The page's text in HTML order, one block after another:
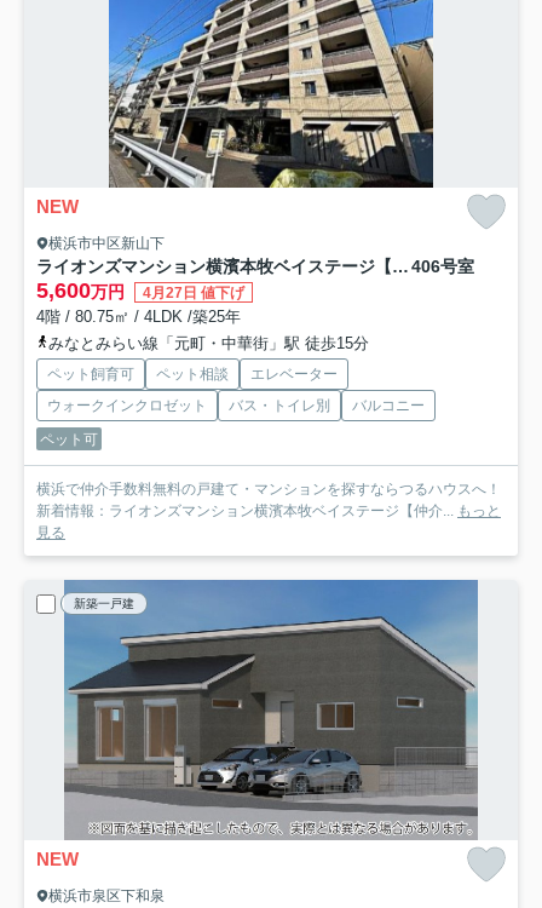
NEW
横浜市中区新山下
ライオンズマンション横濱本牧ベイステージ【仲介手数料無料】 406号室
5,600万円 4月27日 値下げ
4階 / 80.75㎡ / 4LDK /築25年
みなとみらい線「元町・中華街」駅 徒歩15分
ペット飼育可 ペット相談
エレベーター
ウォークインクロゼット
バス・トイレ別
バルコニー
ペット可
横浜で仲介手数料無料の戸建て・マンションを探すならつるハウスへ！
新着情報：ライオンズマンション横濱本牧ベイステージ【仲介... もっと
見る
新築一戸建
NEW
横浜市泉区下和泉